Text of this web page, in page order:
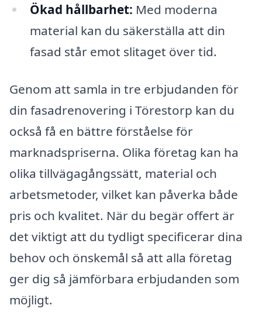
Ökad hållbarhet: Med moderna
material kan du säkerställa att din
fasad står emot slitaget över tid.
Genom att samla in tre erbjudanden för
din fasadrenovering i Törestorp kan du
också få en bättre förståelse för
marknadspriserna. Olika företag kan ha
olika tillvägagångssätt, material och
arbetsmetoder, vilket kan påverka både
pris och kvalitet. När du begär offert är
det viktigt att du tydligt specificerar dina
behov och önskemål så att alla företag
ger dig så jämförbara erbjudanden som
möjligt.